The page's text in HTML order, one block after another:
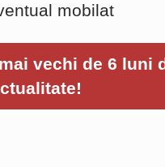
mobilat
vechi de 6 luni